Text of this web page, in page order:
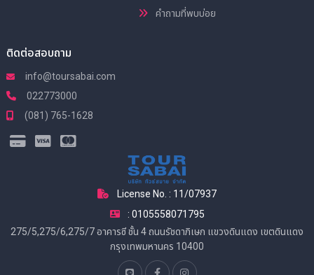
คำถามที่พบบ่อย
ติดต่อสอบถาม
info@toursabai.com
022773000
(081) 765-1628
License No. : 11/07937
: 0105558071795
275/5,275/6,275/7 อาคารซี ชั้น 4 ถนนรัชดาภิเษก แขวงดินแดง เขตดินแดง
กรุงเทพมหานคร 10400